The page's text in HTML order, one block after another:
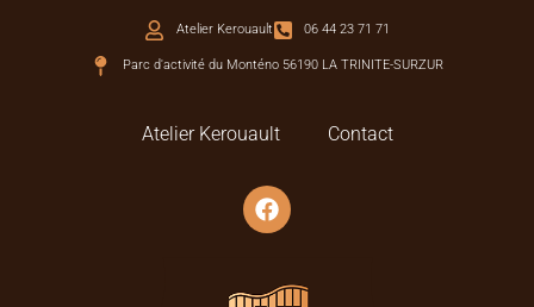
Atelier Kerouault 06 44 23 71 71
Parc d'activité du Monténo 56190 LA TRINITE-SURZUR
Atelier Kerouault Contact